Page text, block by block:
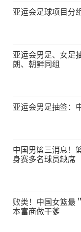
亚运会足球项目分
亚运会男足、女足
朗、朝鲜同组
亚运会男足抽签：
中国男篮三消息！
身赛多名球员缺席
败类！中国女篮最
本富商做干爹